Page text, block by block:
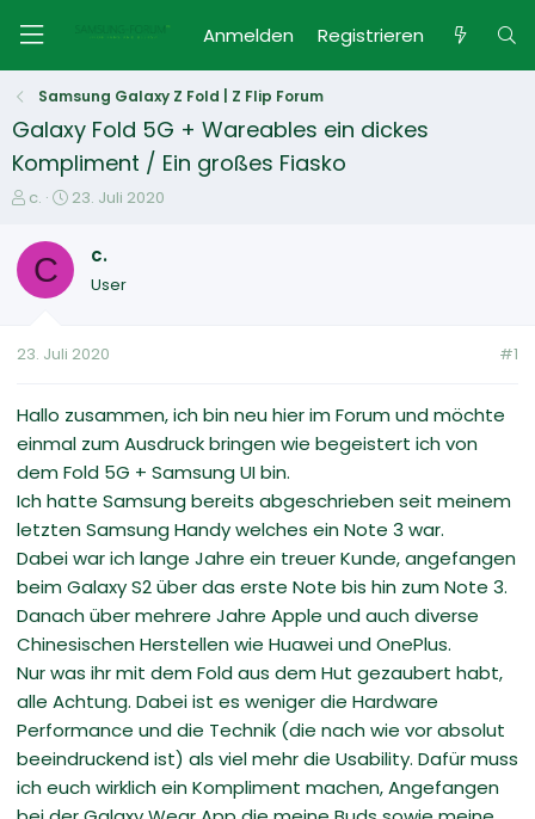
Anmelden Registrieren
Samsung Galaxy Z Fold | Z Flip Forum
Galaxy Fold 5G + Wareables ein dickes
Kompliment / Ein großes Fiasko
E
s
e
e
c.
E
t
t
m
23. Juli 2020
C c.
User
23. Juli 2020 #1
Hallo zusammen, ich bin neu hier im Forum und möchte
einmal zum Ausdruck bringen wie begeistert ich von
dem Fold 5G + Samsung UI bin.
Ich hatte Samsung bereits abgeschrieben seit meinem
letzten Samsung Handy welches ein Note 3 war.
Dabei war ich lange Jahre ein treuer Kunde, angefangen
beim Galaxy S2 über das erste Note bis hin zum Note 3.
Danach über mehrere Jahre Apple und auch diverse
Chinesischen Herstellen wie Huawei und OnePlus.
Nur was ihr mit dem Fold aus dem Hut gezaubert habt,
alle Achtung. Dabei ist es weniger die Hardware
Performance und die Technik (die nach wie vor absolut
beeindruckend ist) als viel mehr die Usability. Dafür muss
ich euch wirklich ein Kompliment machen, Angefangen